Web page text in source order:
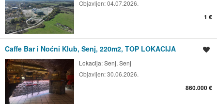
Objavljen:04.07.2026.
1 €
Caffe Bar i Noćni Klub, Senj, 220m2, TOP LOKACIJA
Lokacija:Senj, Senj
Objavljen:30.06.2026.
860.000 €